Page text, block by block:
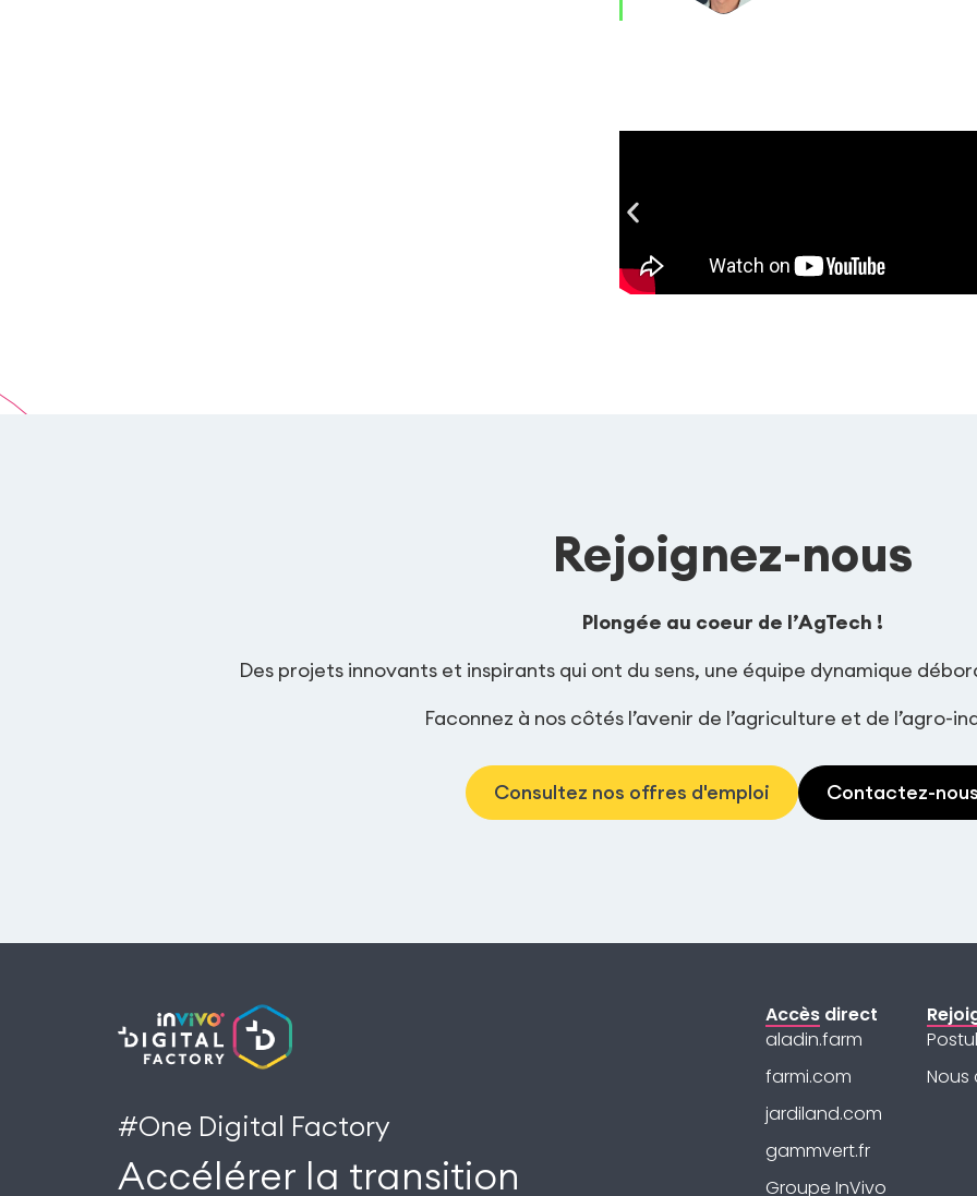
Rejoignez-nous
Plongée au coeur de l’AgTech !
Des projets innovants et inspirants qui ont du sens, une équipe dynamique
Faconnez à nos côtés l’avenir de l’agriculture et de l’agro-
Consultez nos offres d'emploi Contactez-nous
#One Digital Factory
Accélérer la transition
Accès direct
aladin.farm
farmi.com
jardiland.com
gammvert.fr
Groupe InVivo